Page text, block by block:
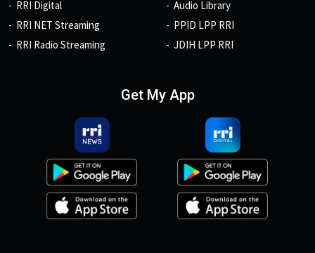
RRI Digital
RRI NET Streaming
RRI Radio Streaming
Audio Library
PPID LPP RRI
JDIH LPP RRI
Get My App